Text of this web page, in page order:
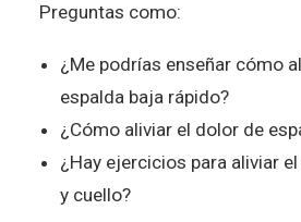
Preguntas como:
¿Me podrías enseñar cómo
espalda baja rápido?
¿Cómo aliviar el dolor de
¿Hay ejercicios para aliviar
y cuello?